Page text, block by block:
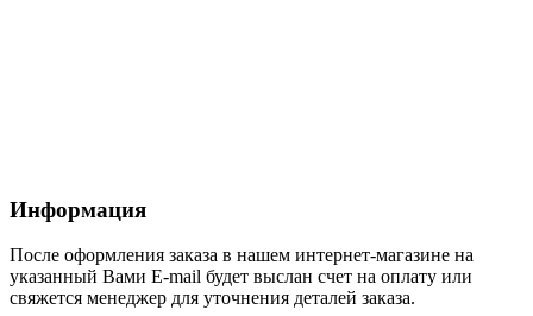
Информация
После оформления заказа в нашем интернет-магазине на
указанный Вами E-mail будет выслан счет на оплату или
свяжется менеджер для уточнения деталей заказа.